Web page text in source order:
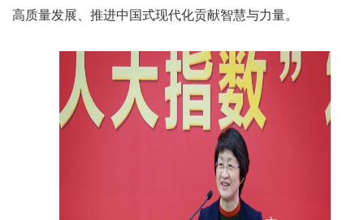
高质量发展、推进中国式现代化贡献智慧与力量。